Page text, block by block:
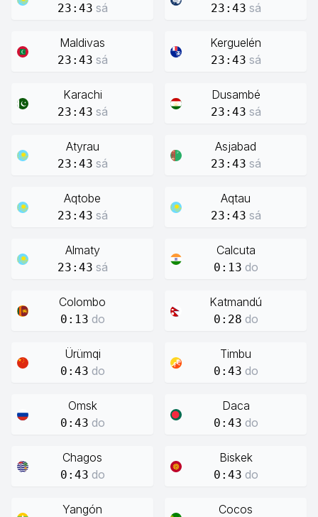
23:43 sá 23:43 sá
Maldivas
23:43 sá
Kerguelén
23:43 sá
Karachi
23:43 sá
Dusambé
23:43 sá
Atyrau
23:43 sá
Asjabad
23:43 sá
Aqtobe
23:43 sá
Aqtau
23:43 sá
Almaty
23:43 sá
Calcuta
0:13 do
Colombo
0:13 do
Katmandú
0:28 do
Ürümqi
0:43 do
Timbu
0:43 do
Omsk
0:43 do
Daca
0:43 do
Chagos
0:43 do
Biskek
0:43 do
Yangón Cocos